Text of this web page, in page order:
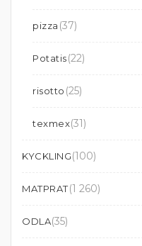
pizza (37)
Potatis(22)
risotto (25)
texmex(31)
KYCKLING(100)
MATPRAT(1 260)
ODLA(35)